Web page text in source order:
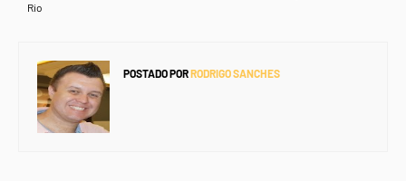
Rio
POSTADO PORRODRIGO SANCHES